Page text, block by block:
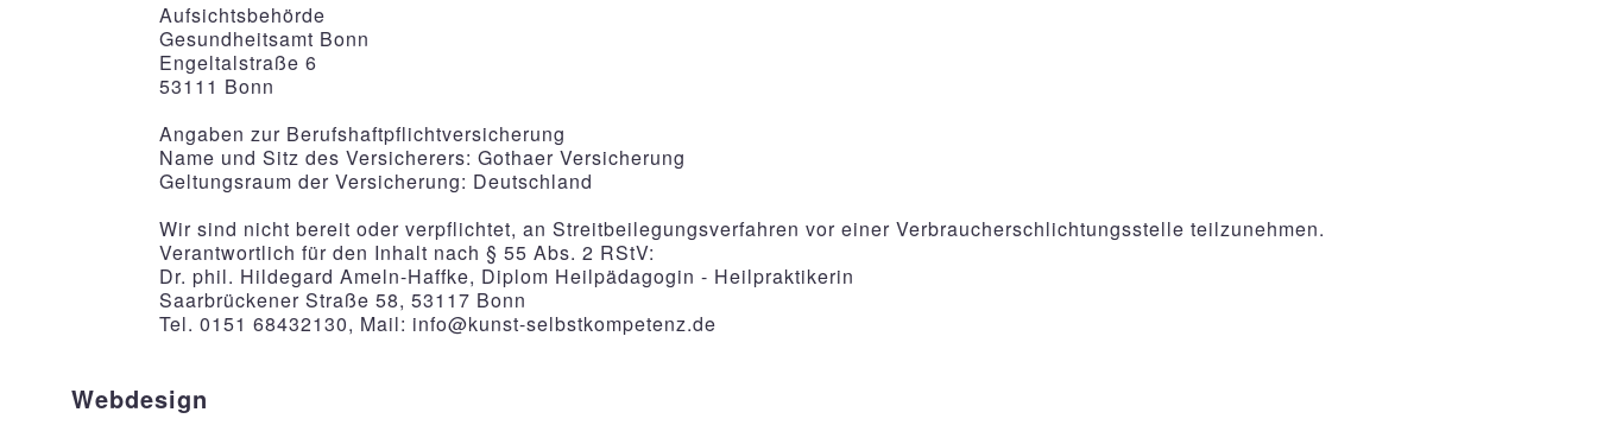
Aufsichtsbehörde
Gesundheitsamt Bonn
Engeltalstraße 6
53111 Bonn
Angaben zur Berufshaftpflichtversicherung
Name und Sitz des Versicherers: Gothaer Versicherung
Geltungsraum der Versicherung: Deutschland
Wir sind nicht bereit oder verpflichtet, an Streitbeilegungsverfahren vor einer Verbraucherschlichtungsstelle teilzunehmen.
Verantwortlich für den Inhalt nach § 55 Abs. 2 RStV:
Dr. phil. Hildegard Ameln-Haffke, Diplom Heilpädagogin - Heilpraktikerin
Saarbrückener Straße 58, 53117 Bonn
Tel. 0151 68432130, Mail: info@kunst-selbstkompetenz.de
Webdesign